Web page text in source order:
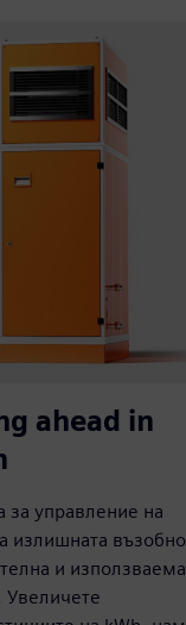
ahead in
за управление на
излишната
и използваема
Увеличете